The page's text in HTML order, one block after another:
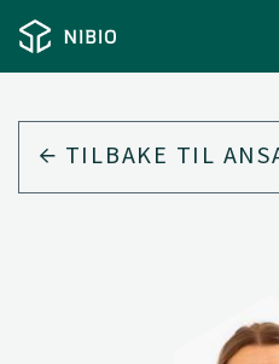
TILBAKE TIL